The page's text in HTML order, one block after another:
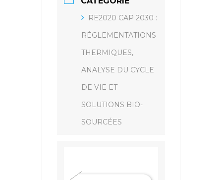
RE2020 CAP 2030 :
RÉGLEMENTATIONS
THERMIQUES,
ANALYSE DU CYCLE
DE VIE ET
SOLUTIONS BIO-
SOURCÉES